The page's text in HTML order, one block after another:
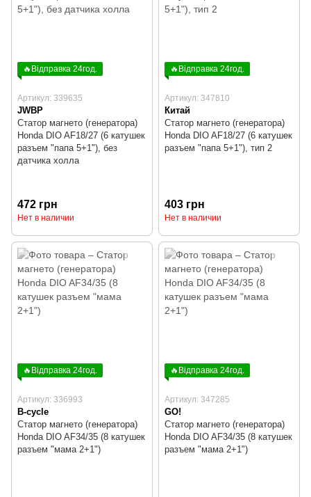
🔥Відправка 24год.
Артикул: 339635
JWBP
Статор магнето (генератора)
Honda DIO AF18/27 (6 катушек
разъем "папа 5+1"), без
датчика холла
472 грн
Нет в наличии
🔥Відправка 24год.
Артикул: 347810
Китай
Статор магнето (генератора)
Honda DIO AF18/27 (6 катушек
разъем "папа 5+1"), тип 2
403 грн
Нет в наличии
🔥Відправка 24год.
Артикул: 336993
B-cycle
Статор магнето (генератора)
Honda DIO AF34/35 (8 катушек
разъем "мама 2+1")
🔥Відправка 24год.
Артикул: 347285
GO!
Статор магнето (генератора)
Honda DIO AF34/35 (8 катушек
разъем "мама 2+1")